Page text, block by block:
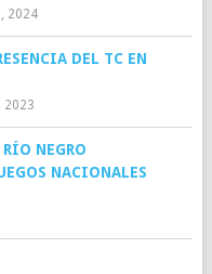
2024
DEL TC EN
2023
NEGRO
NACIONALES